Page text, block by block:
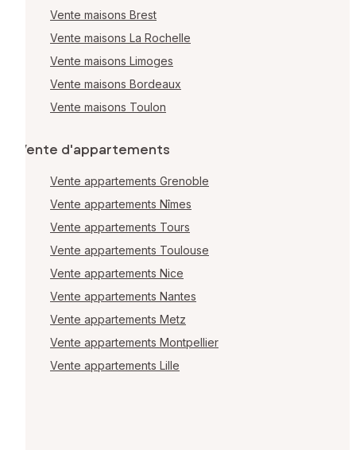
Vente maisons Brest
Vente maisons La Rochelle
Vente maisons Limoges
Vente maisons Bordeaux
Vente maisons Toulon
Vente d'appartements
Vente appartements Grenoble
Vente appartements Nîmes
Vente appartements Tours
Vente appartements Toulouse
Vente appartements Nice
Vente appartements Nantes
Vente appartements Metz
Vente appartements Montpellier
Vente appartements Lille